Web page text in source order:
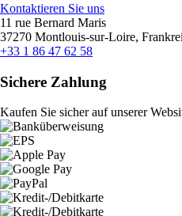
Kontaktieren Sie uns
11 rue Bernard Maris
37270 Montlouis-sur-Loire,
+33 1 86 47 62 58
Sichere Zahlung
Kaufen Sie sicher auf unserer